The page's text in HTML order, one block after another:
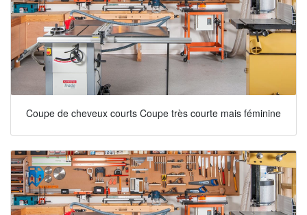
Coupe de cheveux courts Coupe très courte mais féminine